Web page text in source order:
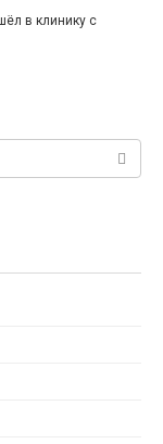
в клинику с